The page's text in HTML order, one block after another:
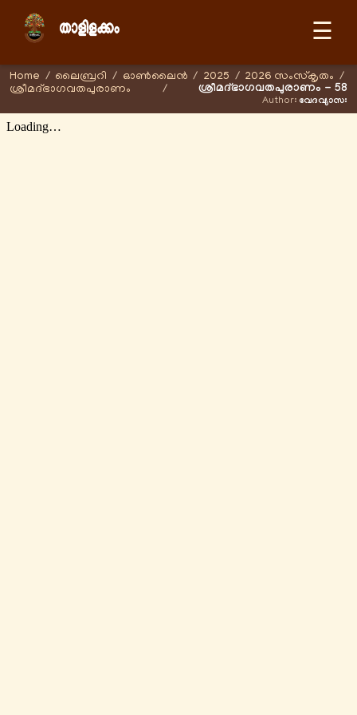
☰
Home / ലൈബ്രറി / ഓണ്‍ലൈന്‍ / 2025 / 2026 സംസ്കൃതം /
ശ്രീമദ്ഭാഗവതപുരാണം
/ ശ്രീമദ്ഭാഗവതപുരാണം - 58
Author: വേദവ്യാസഃ